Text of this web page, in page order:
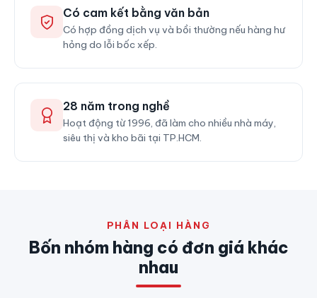
Có cam kết bằng văn bản
Có hợp đồng dịch vụ và bồi thường nếu hàng hư
hỏng do lỗi bốc xếp.
28 năm trong nghề
Hoạt động từ 1996, đã làm cho nhiều nhà máy,
siêu thị và kho bãi tại TP.HCM.
PHÂN LOẠI HÀNG
Bốn nhóm hàng có đơn giá khác
nhau